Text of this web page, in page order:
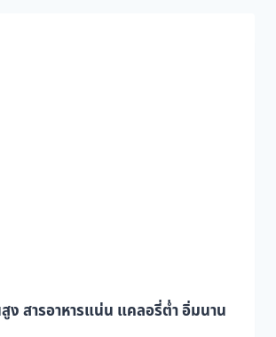
ง สารอาหารแน่น แคลอรี่ต่ำ อิ่มนาน